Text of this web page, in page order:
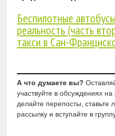
Беспилотные
реальность (часть
такси в Сан-
А что думаете вы?
участвуйте в обсуждениях
делайте перепосты, ставьте
рассылку и вступайте в